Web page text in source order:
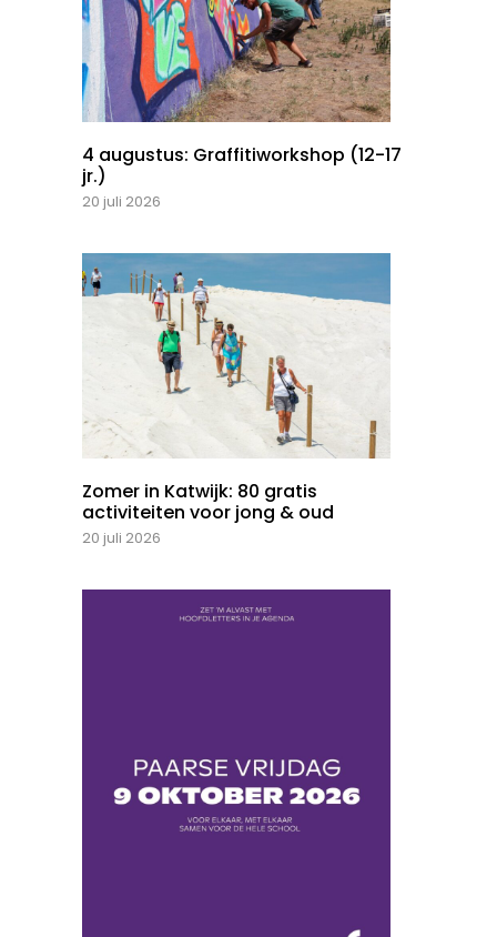
4 augustus: Graffitiworkshop (12-17
jr.)
20 juli 2026
Zomer in Katwijk: 80 gratis
activiteiten voor jong & oud
20 juli 2026